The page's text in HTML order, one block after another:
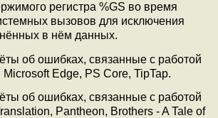
регистра %GS во время
вызовов для исключения
в нём данных.
об ошибках, связанные с работой
Edge, PS Core, TipTap.
об ошибках, связанные с работой
Pantheon, Brothers - A Tale of